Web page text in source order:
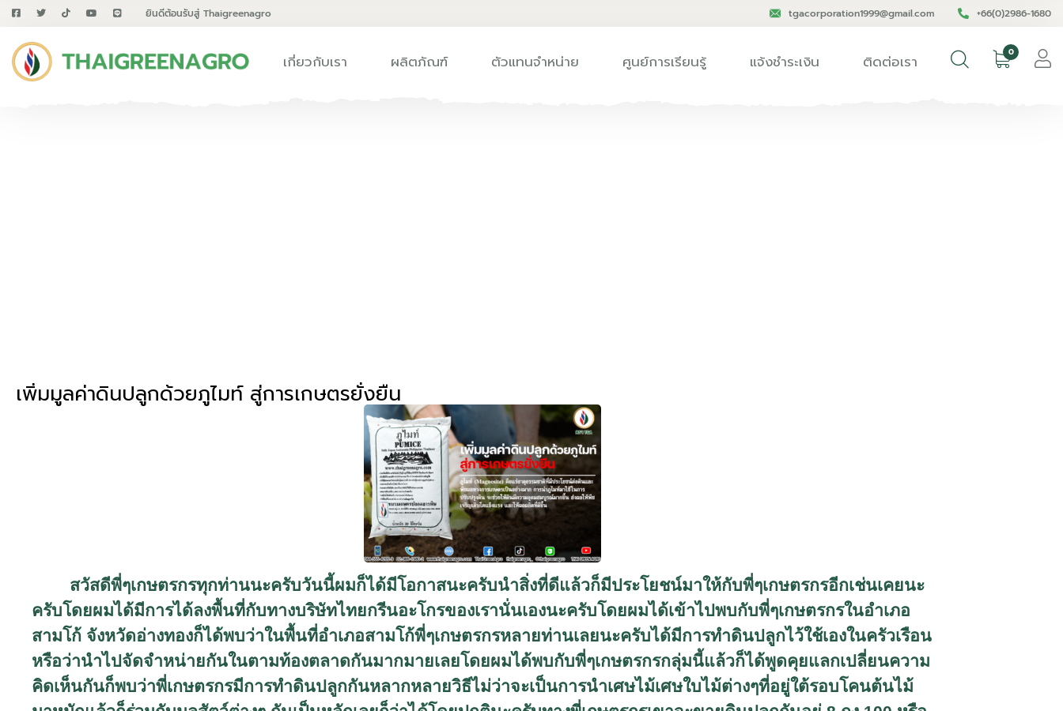
ยินดีต้อนรับสู่ Thaigreenagro tgacorporation1999@gmail.com +66(0)2986-1680
เกี่ยวกับเรา ผลิตภัณฑ์ ตัวแทนจำหน่าย ศูนย์การเรียนรู้ แจ้งชำระเงิน ติดต่อเรา 0
เพิ่มมูลค่าดินปลูกด้วยภูไมท์ สู่การเกษตรยั่งยืน
สวัสดีพี่ๆเกษตรกรทุกท่านนะครับวันนี้ผมก็ได้มีโอกาสนะครับนำสิ่งที่ดีแล้วก็มีประโยชน์มาให้กับพี่ๆเกษตรกรอีกเช่นเคยนะ
ครับโดยผมได้มีการได้ลงพื้นที่กับทางบริษัทไทยกรีนอะโกรของเรานั่นเองนะครับโดยผมได้เข้าไปพบกับพี่ๆเกษตรกรในอำเภอ
สามโก้ จังหวัดอ่างทองก็ได้พบว่าในพื้นที่อำเภอสามโก้พี่ๆเกษตรกรหลายท่านเลยนะครับได้มีการทำดินปลูกไว้ใช้เองในครัวเรือน
หรือว่านำไปจัดจำหน่ายกันในตามท้องตลาดกันมากมายเลยโดยผมได้พบกับพี่ๆเกษตรกรกลุ่มนี้แล้วก็ได้พูดคุยแลกเปลี่ยนความ
คิดเห็นกันก็พบว่าพี่เกษตรกรมีการทำดินปลูกกันหลากหลายวิธีไม่ว่าจะเป็นการนำเศษไม้เศษใบไม้ต่างๆที่อยู่ใต้รอบโคนต้นไม้